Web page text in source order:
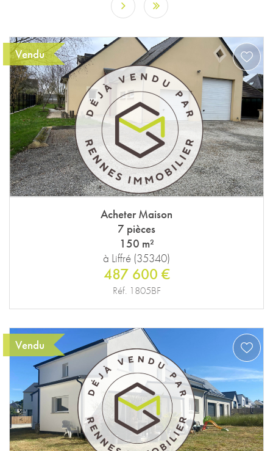
Vendu
Acheter Maison
7 pièces
150 m²
à Liffré (35340)
487 600 €
Réf. 1805BF
Vendu